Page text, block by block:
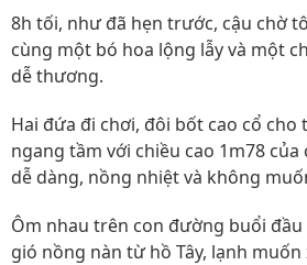
8h tối, như đã hẹn trước, cậu chờ
cùng một bó hoa lộng lẫy và một
dễ thương.
Hai đứa đi chơi, đôi bốt cao cổ cho
ngang tầm với chiều cao 1m78 của
dễ dàng, nồng nhiệt và không
Ôm nhau trên con đường buổi đầu
gió nồng nàn từ hồ Tây, lạnh